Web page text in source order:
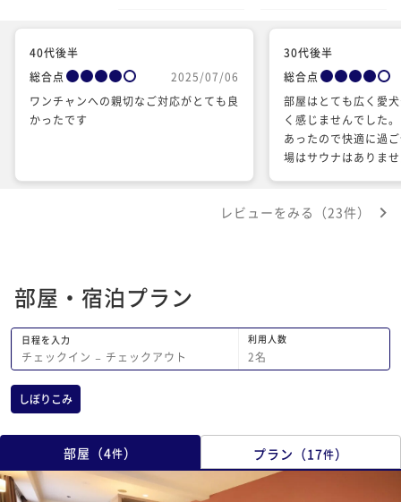
40代後半
総合点
2025/07/06
ワンチャンへの親切なご対応がとても良
かったです
30代後半
総合点
部屋はとても広く愛
く感じませんでした
あったので快適に過
場はサウナはありま
ニティ含む)が充実し
レビューをみる（23件）
部屋・宿泊プラン
日程を入力
チェックイン − チェックアウト
利用人数
2名
しぼりこみ
部屋 （4件） プラン （17件）